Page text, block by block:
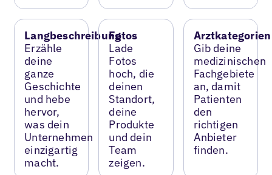
Langbeschreibung
Erzähle
deine
ganze
Geschichte
und hebe
hervor,
was dein
Unternehmen
einzigartig
macht.
Fotos
Lade
Fotos
hoch, die
deinen
Standort,
deine
Produkte
und dein
Team
zeigen.
Arztkategorien
Gib deine
medizinischen
Fachgebiete
an, damit
Patienten
den
richtigen
Anbieter
finden.